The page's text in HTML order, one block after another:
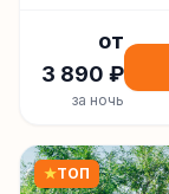
от
3 890 ₽
за ночь
★ТОП